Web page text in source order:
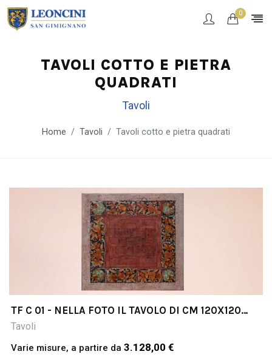
0
TAVOLI COTTO E PIETRA
QUADRATI
Tavoli
Home Tavoli Tavoli cotto e pietra quadrati
TF C 01 - NELLA FOTO IL TAVOLO DI CM 120X120
COTTO & PIETRA
Tavoli
Varie misure, a partire da 3.128,00 €